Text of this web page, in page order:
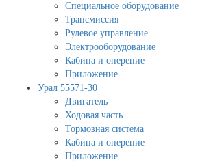
Специальное оборудование
Трансмиссия
Рулевое управление
Электрооборудование
Кабина и оперение
Приложение
Урал 55571-30
Двигатель
Ходовая часть
Тормозная система
Кабина и оперение
Приложение